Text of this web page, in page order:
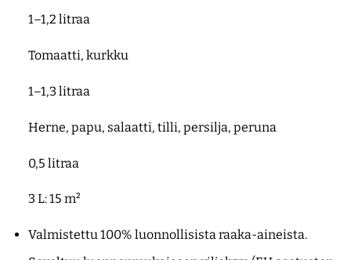
1–1,2 litraa
Tomaatti, kurkku
1–1,3 litraa
Herne, papu, salaatti, tilli, persilja, peruna
0,5 litraa
3 L: 15 m²
Valmistettu 100% luonnollisista raaka-aineista.